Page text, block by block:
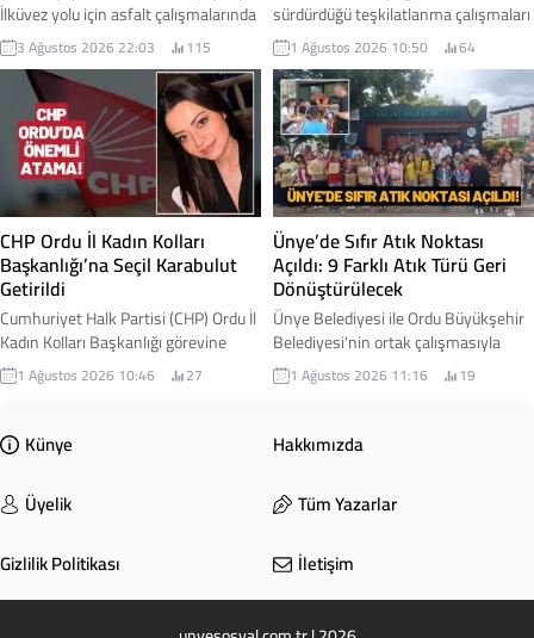
İlküvez yolu için asfalt çalışmalarında
ilk adım atıldı. Yüklenici firmanın iş
makineleriyle sahaya inmesiyle
birlikte yol yapım çalışmalarına
resmen başlandı. Çaybaşı Belediye
Başkanı Mesut Karayiğit, çalışmalara
ilişkin gelişmeyi sosyal medya
hesabından yaptığı paylaşımla
duyurdu. Karayiğit, Çaybaşı-İlküvez
hattında başlayan çalışmaların
sadece bir yol projesi...
3 Ağustos 2026 22:03 115
sürdürdüğü teşkilatlanma çalışmaları
kapsamında Ordu'daki yapılanmasını
başlattı. Parti Genel Merkezi
tarafından alınan kararla, Ordu İl
Teşkilatı'nın kuruluş sürecini
yürütmek üzere Cihangir Şimşek
kurucu il başkanı olarak
görevlendirildi. İşte detaylar...
1 Ağustos 2026 10:50 64
CHP Ordu İl Kadın Kolları
Başkanlığı’na Seçil Karabulut
Getirildi
Cumhuriyet Halk Partisi (CHP) Ordu İl
Kadın Kolları Başkanlığı görevine
Seçil Karabulut atandı. Yeni görevine
başlamasının ardından açıklamalarda
toplumsal yaşamın her alanında
daha güçlü temsil edilmesi için
detaylar...
1 Ağustos 2026 10:46 27
Ünye’de Sıfır Atık Noktası
Açıldı: 9 Farklı Atık Türü Geri
Dönüştürülecek
Ünye Belediyesi ile Ordu Büyükşehir
Belediyesi'nin ortak çalışmasıyla
hayata geçirilen Sıfır Atık Noktası
hizmete açıldı. Yeni merkez
dönüştürülebilir atıklarını kaynağında
ayrıştırarak hem çevrenin
ekonomisine katkı sağlayabilecek.
1 Ağustos 2026 11:16 19
Künye
Hakkımızda
Üyelik
Tüm Yazarlar
Gizlilik Politikası
İletişim